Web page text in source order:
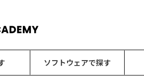
ソフトウェアで探す